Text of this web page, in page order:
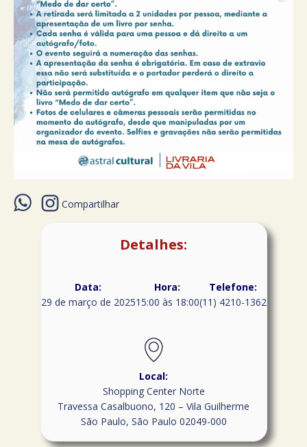
Compartilhar
Detalhes:
Data:
29 de março de 2025
Hora:
15:00 às 18:00
Telefone:
(11) 4210-1362
Local:
Shopping Center Norte
Travessa Casalbuono, 120 – Vila Guilherme
São Paulo, São Paulo 02049-000